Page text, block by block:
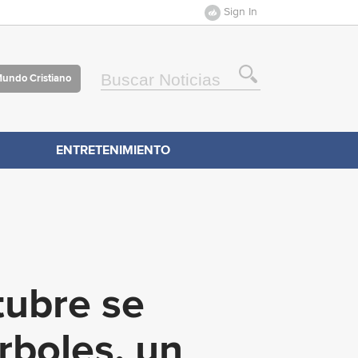
Sign In
Cristiano
ENTRETENIMIENTO
se